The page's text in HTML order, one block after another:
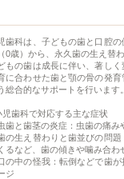
歯科は、子どもの歯と口腔
0歳）から、永久歯の生え替
もの歯は成長に伴い、著し
に合わせた歯と顎の骨の発
総合的なサポートを行います。
児歯科で対応する主な症状
歯と歯茎の炎症：虫歯の痛
の生え替わりと歯並びの問
るなど、歯の傾きや噛み合
の中の怪我：転倒などで歯
ジ